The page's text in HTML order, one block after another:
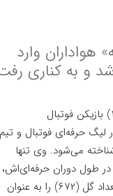
هواداران وارد
و به کناری
(به اسپانیایی: Lionel Andrés ″Leo″ Messi؛ زادهٔ ۲۴ ژوئن ۱۹۸۷) بازیکن فوتبال
لیگ حرفه‌ای فوتبال و تیم
می‌شود. وی تنها
طول دوران حرفه‌ای‌اش،
بیش از ۸۰۰ گل و ۳۵۰ پاس گل برای باشگاه و کشورش به ثمر رسانده و رکورد بیشترین تعداد گل (۶۷۲) را به عنوان